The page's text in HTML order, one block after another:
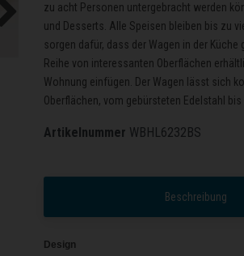
zu acht Personen untergebracht werden
und Desserts. Alle Speisen bleiben bis zu
sorgen dafür, dass der Wagen in der
Reihe von interessanten Oberflächen
Wohnung einfügen. Der Wagen lässt sich
Oberflächen, vom gebürsteten Edelstahl
Artikelnummer WBHL6232BS
Beschreibung
Design